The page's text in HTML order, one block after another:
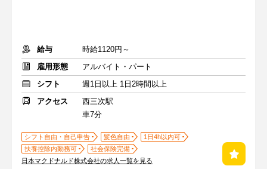
給与
時給1120円～
雇用形態
アルバイト・パート
シフト
週1日以上 1日2時間以上
アクセス
西三次駅
車7分
シフト自由・自己申告 髪色自由
1日4h以内可
扶養控除内勤務可
社会保険完備
日本マクドナルド株式会社の求人一覧を見る